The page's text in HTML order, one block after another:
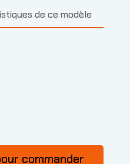
de ce modèle
commander